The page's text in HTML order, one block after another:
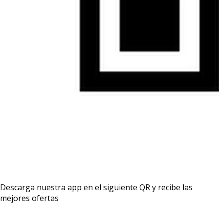
Descarga nuestra app en el siguiente QR y recibe las
mejores ofertas